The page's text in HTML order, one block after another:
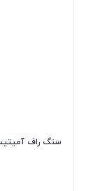
سنگ راف آمیتیست